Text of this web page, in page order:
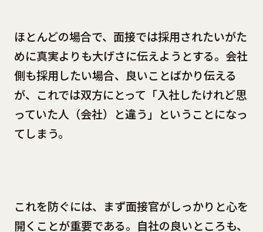
ほとんどの場合で、面接では採用されたいがた
めに真実よりも大げさに伝えようとする。会社
側も採用したい場合、良いことばかり伝える
が、これでは双方にとって「入社したけれど思
っていた人（会社）と違う」ということになっ
てしまう。
これを防ぐには、まず面接官がしっかりと心を
開くことが重要である。自社の良いところも、